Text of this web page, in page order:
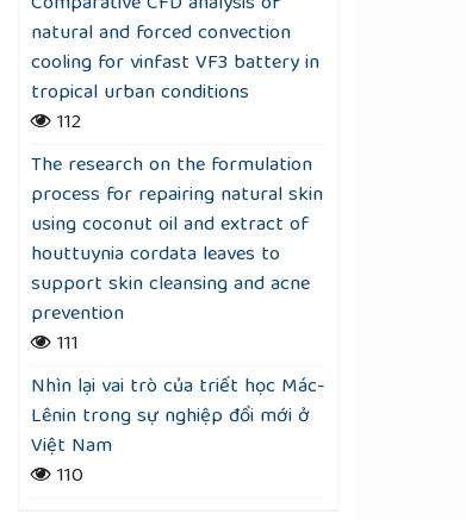
natural and forced convection
cooling for vinfast VF3 battery in
tropical urban conditions
112
The research on the formulation
process for repairing natural skin
using coconut oil and extract of
houttuynia cordata leaves to
support skin cleansing and acne
prevention
111
Nhìn lại vai trò của triết học Mác-
Lênin trong sự nghiệp đổi mới ở
Việt Nam
110